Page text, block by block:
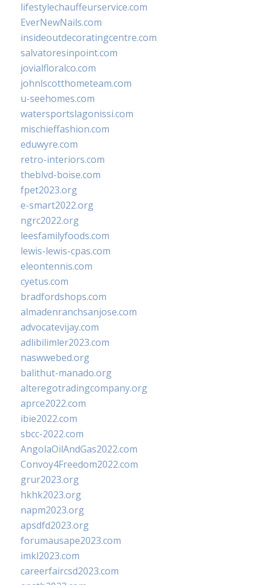
lifestylechauffeurservice.com
EverNewNails.com
insideoutdecoratingcentre.com
salvatoresinpoint.com
jovialfloralco.com
johnlscotthometeam.com
u-seehomes.com
watersportslagonissi.com
mischieffashion.com
eduwyre.com
retro-interiors.com
theblvd-boise.com
fpet2023.org
e-smart2022.org
ngrc2022.org
leesfamilyfoods.com
lewis-lewis-cpas.com
eleontennis.com
cyetus.com
bradfordshops.com
almadenranchsanjose.com
advocatevijay.com
adlibilimler2023.com
naswwebed.org
balithut-manado.org
alteregotradingcompany.org
aprce2022.com
ibie2022.com
sbcc-2022.com
AngolaOilAndGas2022.com
Convoy4Freedom2022.com
grur2023.org
hkhk2023.org
napm2023.org
apsdfd2023.org
forumausape2023.com
imkl2023.com
careerfaircsd2023.com